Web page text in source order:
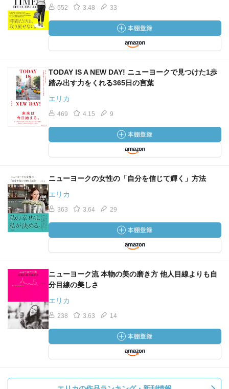
552 3.48 33
TODAY IS A NEW DAY! ニューヨークで見つけた1歩
踏み出す力をくれる365日の言葉
エリカ
469 4.15 9
ニューヨークの女性の「自分を信じて輝く」方法
エリカ
363 3.64 29
ニューヨーク流 本物の美の磨き方 他人目線よりも自
分目線の美しさ
エリカ
238 3.63 14